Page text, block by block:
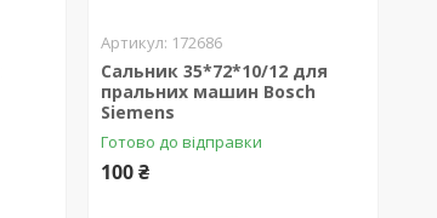
172686
Сальник 35*72*10/12 для
пральних машин Bosch
Siemens
Готово до відправки
100 ₴